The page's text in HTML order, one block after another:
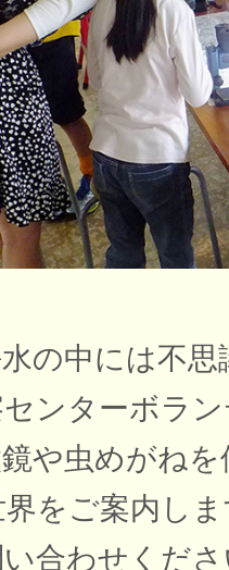
の中には不
ンターボラ
や虫めがね
をご案内し
合わせくだ